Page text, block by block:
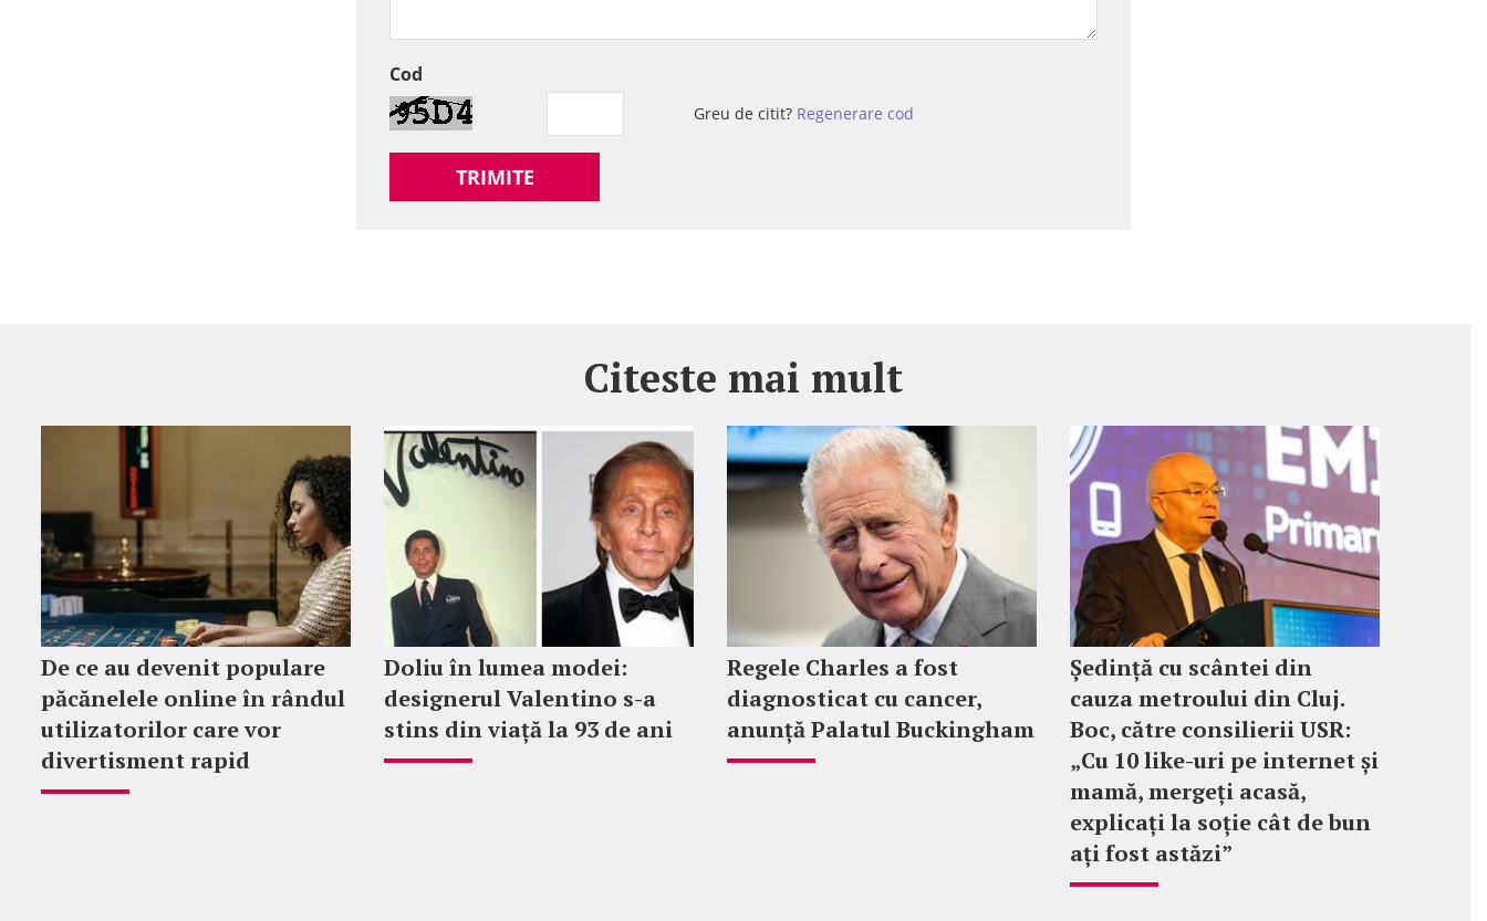
Cod
Greu de citit? Regenerare cod
TRIMITE
Citeste mai mult
De ce au devenit populare
păcănelele online în rândul
utilizatorilor care vor
divertisment rapid
Doliu în lumea modei:
designerul Valentino s-a
stins din viață la 93 de ani
Regele Charles a fost
diagnosticat cu cancer,
anunță Palatul Buckingham
Ședință cu scântei din
cauza metroului din Cluj.
Boc, către consilierii USR:
„Cu 10 like-uri pe internet și
mamă, mergeți acasă,
explicați la soție cât de bun
ați fost astăzi”